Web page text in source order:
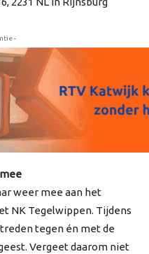
-
weer mee aan het
NK Tegelwippen. Tijdens
tegen én met de
Vergeet daarom niet